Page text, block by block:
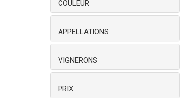
COULEUR
APPELLATIONS
VIGNERONS
PRIX